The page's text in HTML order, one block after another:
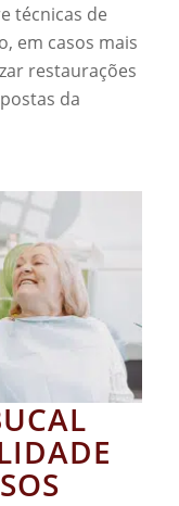
técnicas de
em casos mais
restaurações
da